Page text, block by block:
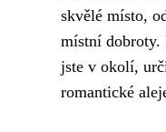
skvělé místo,
místní dobroty.
jste v okolí,
romantické